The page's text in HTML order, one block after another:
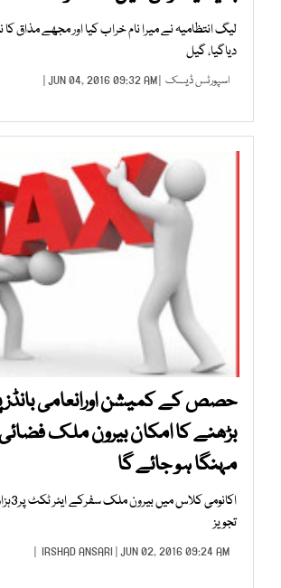
لیگ انتظامیہ نے میرا نام خراب کیا اور مجھے مذاق کا
دیاگیا، گیل
اسپورٹس ڈیسک | JUN 04, 2016 09:32 AM |
حصص کے کمیشن اورانعامی
بڑھنے کا امکان بیرون ملک
مہنگا ہو جائے گا
تجویز
IRSHAD ANSARI | JUN 02, 2016 09:24 AM |